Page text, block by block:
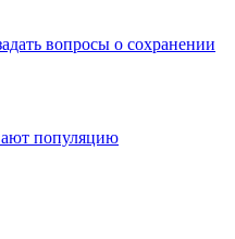
вопросы о сохранении
популяцию